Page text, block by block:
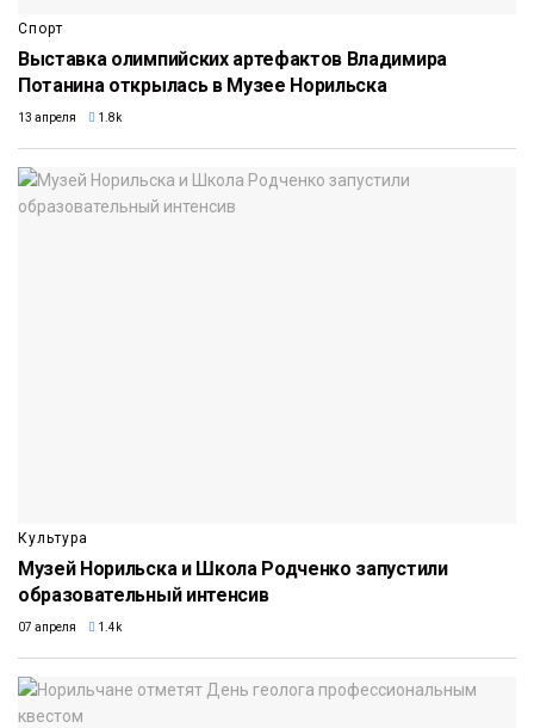
Спорт
Выставка олимпийских артефактов Владимира
Потанина открылась в Музее Норильска
13 апреля 1.8k
Культура
Музей Норильска и Школа Родченко запустили
образовательный интенсив
07 апреля 1.4k